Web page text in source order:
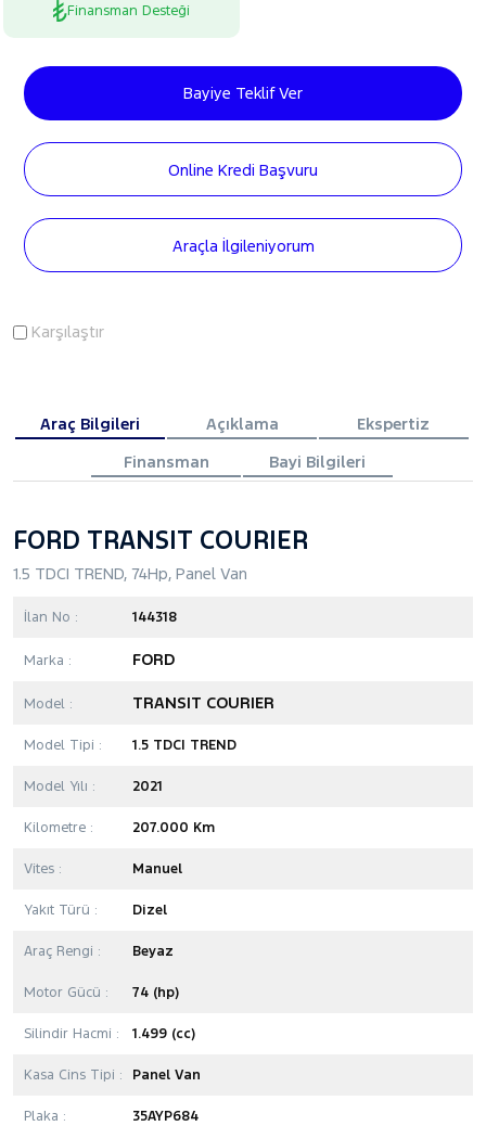
Finansman Desteği
Bayiye Teklif Ver
Online Kredi Başvuru
Araçla İlgileniyorum
Karşılaştır
Araç Bilgileri Açıklama
Ekspertiz
Finansman
Bayi Bilgileri
FORD TRANSIT COURIER
1.5 TDCI TREND, 74Hp, Panel Van
İlan No : 144318
Marka : FORD
Model : TRANSIT COURIER
Model Tipi : 1.5 TDCI TREND
Model Yılı : 2021
Kilometre : 207.000 Km
Vites : Manuel
Yakıt Türü : Dizel
Araç Rengi : Beyaz
Motor Gücü : 74 (hp)
Silindir Hacmi : 1.499 (cc)
Kasa Cins Tipi : Panel Van
Plaka : 35AYP684